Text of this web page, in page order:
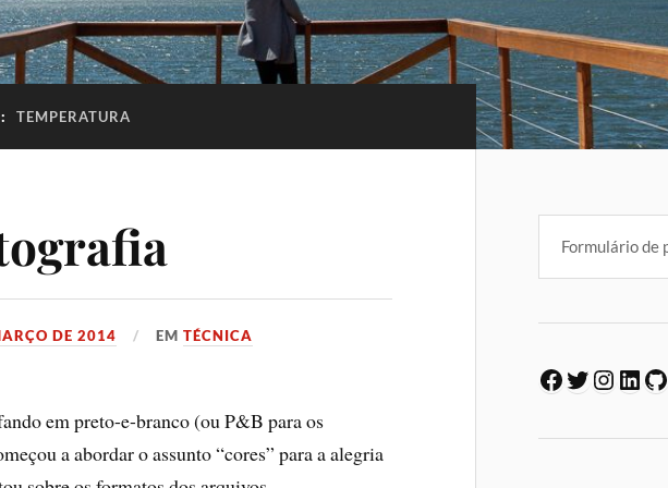
TEMPERATURA
DE 2014 EMTÉCNICA
em preto-e-branco (ou P&B para os
a abordar o assunto “cores” para a alegria